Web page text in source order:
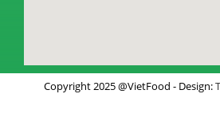
Copyright 2025 @VietFood - Design: